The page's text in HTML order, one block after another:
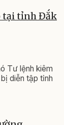
tại tỉnh Đắk
Tư lệnh kiêm
diễn tập tỉnh